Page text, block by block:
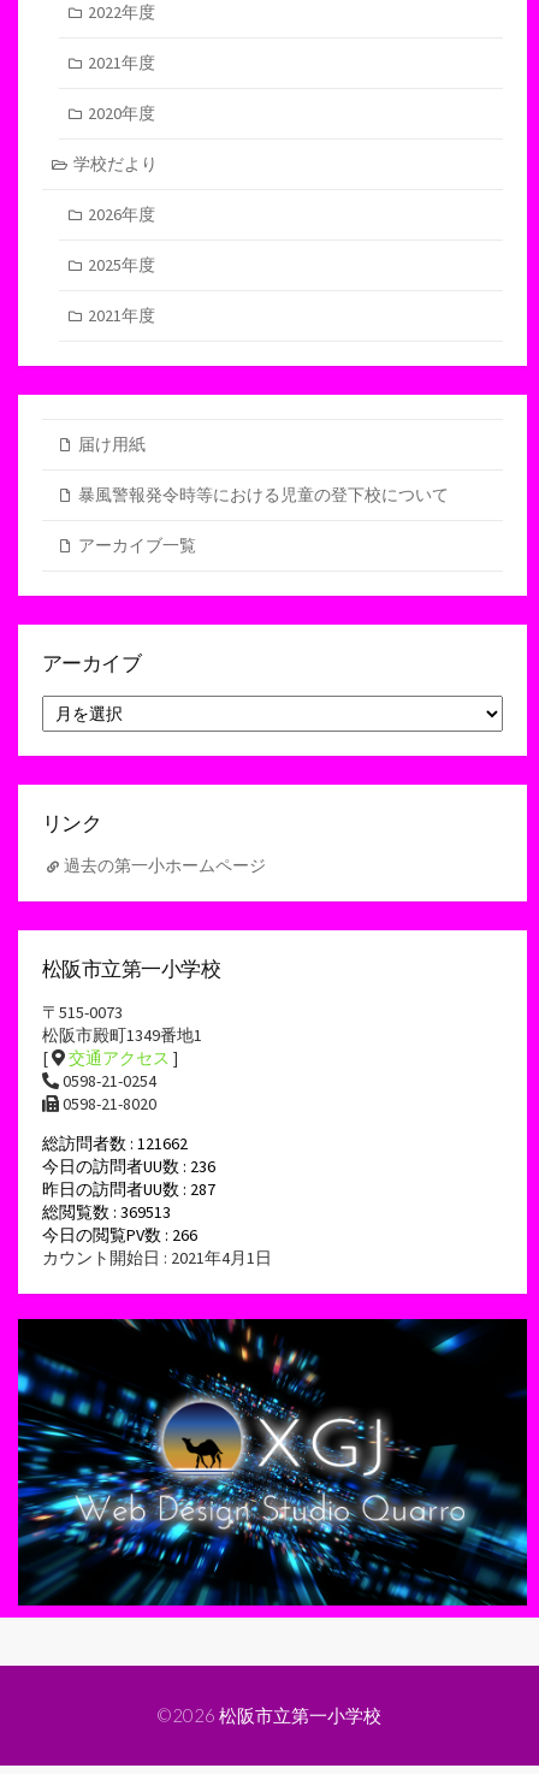
2022年度
2021年度
2020年度
学校だより
2026年度
2025年度
2021年度
届け用紙
暴風警報発令時等における児童の登下校について
アーカイブ一覧
アーカイブ
ー
カ
リンク
過去の第一小ホームページ
松阪市立第一小学校
〒515-0073
松阪市殿町1349番地1
[
交通アクセス ]
0598-21-0254
0598-21-8020
総訪問者数 : 121662
今日の訪問者UU数 : 236
昨日の訪問者UU数 : 287
総閲覧数 : 369513
今日の閲覧PV数 : 266
カウント開始日 : 2021年4月1日
©2026 松阪市立第一小学校